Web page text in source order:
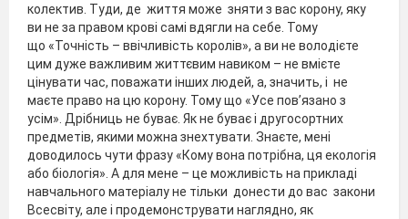
колектив. Туди, де життя може зняти з вас корону, яку
ви не за правом крові самі вдягли на себе. Тому
що «Точність – ввічливість королів», а ви не володієте
цим дуже важливим життєвим навиком – не вмієте
цінувати час, поважати інших людей, а, значить, і не
маєте право на цю корону. Тому що «Усе пов’язано з
усім». Дрібниць не буває. Як не буває і другосортних
предметів, якими можна знехтувати. Знаєте, мені
доводилось чути фразу «Кому вона потрібна, ця екологія
або біологія». А для мене – це можливість на прикладі
навчального матеріалу не тільки донести до вас закони
Всесвіту, але і продемонструвати наглядно, як